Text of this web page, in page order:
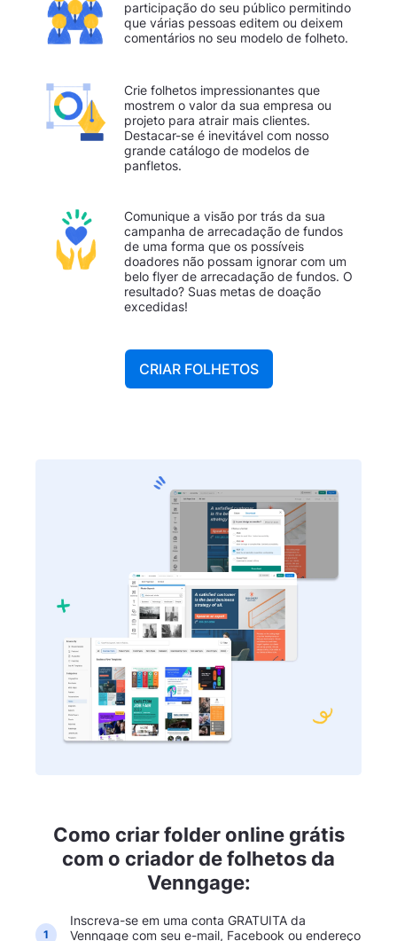
participação do seu público permitindo
que várias pessoas editem ou deixem
comentários no seu modelo de folheto.
Crie folhetos impressionantes que
mostrem o valor da sua empresa ou
projeto para atrair mais clientes.
Destacar-se é inevitável com nosso
grande catálogo de modelos de
panfletos.
Comunique a visão por trás da sua
campanha de arrecadação de fundos
de uma forma que os possíveis
doadores não possam ignorar com um
belo flyer de arrecadação de fundos. O
resultado? Suas metas de doação
excedidas!
CRIAR FOLHETOS
Como criar folder online grátis
com o criador de folhetos da
Venngage:
1
Inscreva-se em uma conta GRATUITA da
Venngage com seu e-mail, Facebook ou endereço